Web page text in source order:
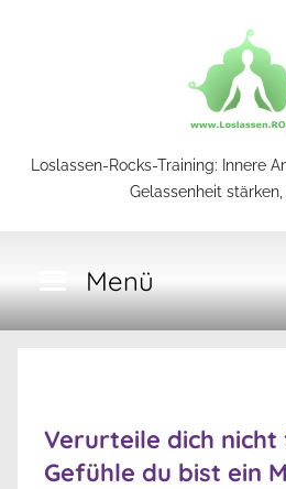
Loslassen-
Training
Loslassen-Rocks-Training: Innere
Gelassenheit
Menü
Verurteile dich
Gefühle du bist ein